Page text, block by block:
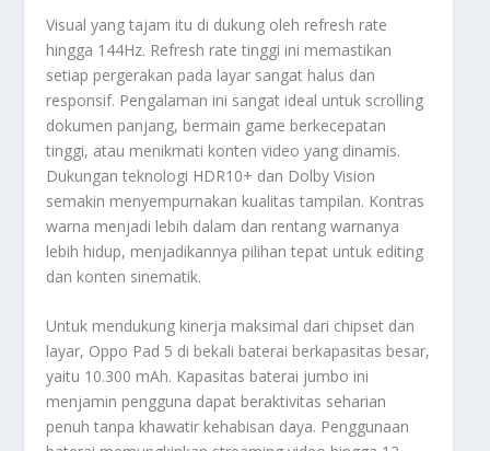
Visual yang tajam itu di dukung oleh refresh rate
hingga 144Hz. Refresh rate tinggi ini memastikan
setiap pergerakan pada layar sangat halus dan
responsif. Pengalaman ini sangat ideal untuk scrolling
dokumen panjang, bermain game berkecepatan
tinggi, atau menikmati konten video yang dinamis.
Dukungan teknologi HDR10+ dan Dolby Vision
semakin menyempurnakan kualitas tampilan. Kontras
warna menjadi lebih dalam dan rentang warnanya
lebih hidup, menjadikannya pilihan tepat untuk editing
dan konten sinematik.
Untuk mendukung kinerja maksimal dari chipset dan
layar, Oppo Pad 5 di bekali baterai berkapasitas besar,
yaitu 10.300 mAh. Kapasitas baterai jumbo ini
menjamin pengguna dapat beraktivitas seharian
penuh tanpa khawatir kehabisan daya. Penggunaan